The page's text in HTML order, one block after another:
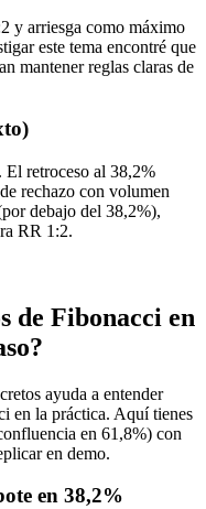
y arriesga como máximo
este tema encontré que
mantener reglas claras de
El retroceso al 38,2%
rechazo con volumen
debajo del 38,2%),
RR 1:2.
de Fibonacci en
ayuda a entender
en la práctica. Aquí tienes
en 61,8%) con
en demo.
en 38,2%